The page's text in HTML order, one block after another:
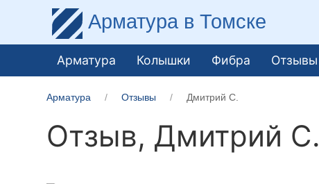
Арматура в Томске
Арматура Колышки Фибра Отзывы
Арматура Отзывы Дмитрий С.
Отзыв, Дмитрий С.